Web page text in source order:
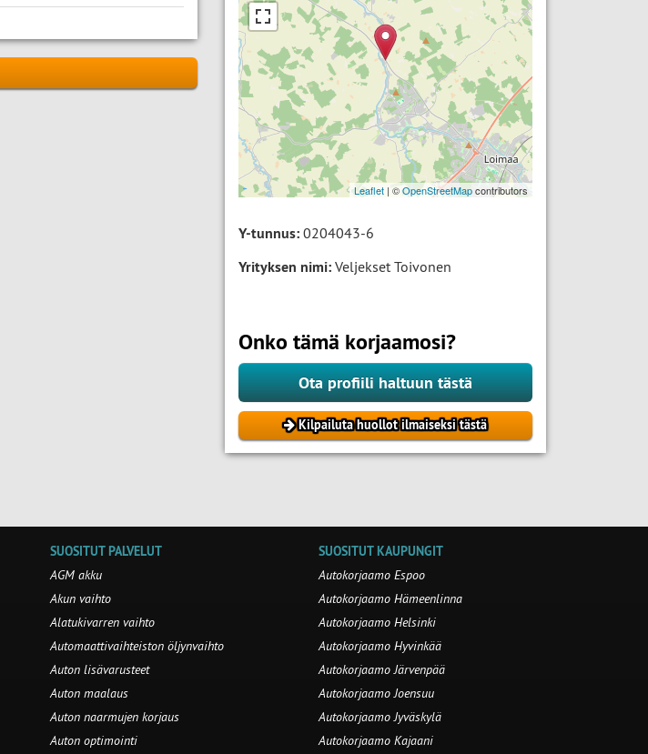
Leaflet | ©OpenStreetMapcontributors
Y-tunnus:0204043-6
Yrityksen nimi:Veljekset Toivonen
Onko tämä korjaamosi?
Ota profiili haltuun tästä
Kilpailuta huollot ilmaiseksi tästä
SUOSITUT PALVELUT
AGM akku
Akun vaihto
Alatukivarren vaihto
Automaattivaihteiston öljynvaihto
Auton lisävarusteet
Auton maalaus
Auton naarmujen korjaus
Auton optimointi
SUOSITUT KAUPUNGIT
Autokorjaamo Espoo
Autokorjaamo Hämeenlinna
Autokorjaamo Helsinki
Autokorjaamo Hyvinkää
Autokorjaamo Järvenpää
Autokorjaamo Joensuu
Autokorjaamo Jyväskylä
Autokorjaamo Kajaani